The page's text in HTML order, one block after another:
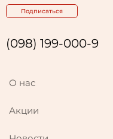
Подписаться
(098) 199-000-9
О нас
Акции